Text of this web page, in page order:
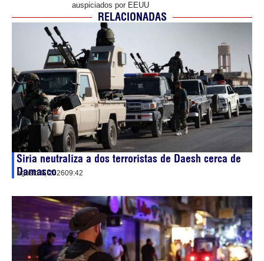
auspiciados por EEUU
RELACIONADAS
Siria neutraliza a dos terroristas de Daesh cerca de
Damasco
agosto 8, 202609:42